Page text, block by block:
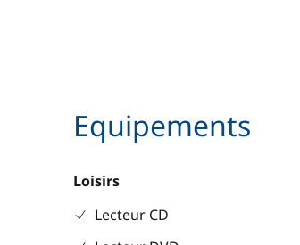
Equipements
Loisirs
Lecteur CD